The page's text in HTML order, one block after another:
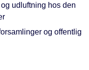
udluftning hos den
og offentlig